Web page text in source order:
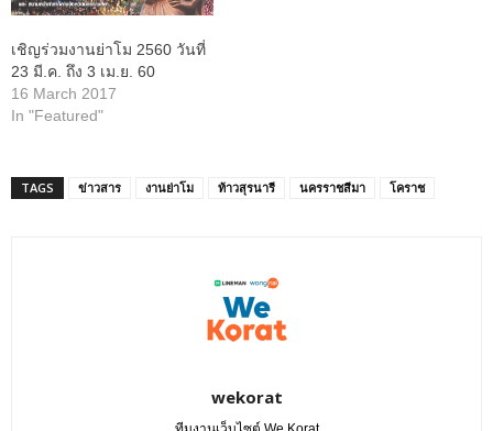
เชิญร่วมงานย่าโม 2560 วันที่
23 มี.ค. ถึง 3 เม.ย. 60
16 March 2017
In "Featured"
TAGS ข่าวสาร งานย่าโม ท้าวสุรนารี นครราชสีมา โคราช
wekorat